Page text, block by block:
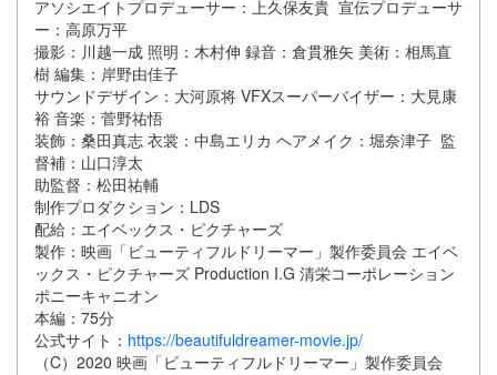
アソシエイトプロデューサー：上久保友貴 宣伝プロデューサ
ー：高原万平
撮影：川越一成 照明：木村伸 録音：倉貫雅矢 美術：相馬直
樹 編集：岸野由佳子
サウンドデザイン：大河原将 VFXスーパーバイザー：大見康
裕 音楽：菅野祐悟
装飾：桑田真志 衣裳：中島エリカ ヘアメイク：堀奈津子 監
督補：山口淳太
助監督：松田祐輔
制作プロダクション：LDS
配給：エイベックス・ピクチャーズ
製作：映画「ビューティフルドリーマー」製作委員会 エイベ
ックス・ピクチャーズ Production I.G 清栄コーポレーション
ポニーキャニオン
本編：75分
公式サイト： https://beautifuldreamer-movie.jp/
（C）2020 映画「ビューティフルドリーマー」製作委員会